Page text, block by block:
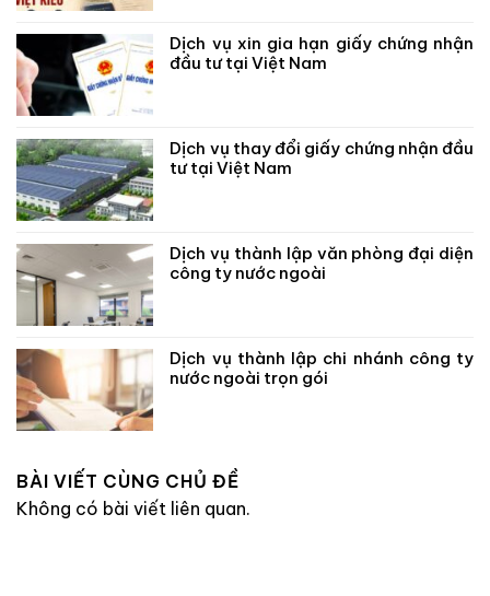
Dịch vụ xin gia hạn giấy chứng nhận
đầu tư tại Việt Nam
Dịch vụ thay đổi giấy chứng nhận đầu
tư tại Việt Nam
Dịch vụ thành lập văn phòng đại diện
công ty nước ngoài
Dịch vụ thành lập chi nhánh công ty
nước ngoài trọn gói
BÀI VIẾT CÙNG CHỦ ĐỀ
Không có bài viết liên quan.